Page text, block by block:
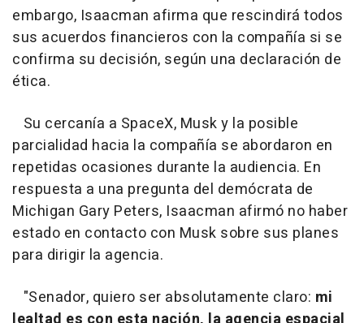
embargo, Isaacman afirma que rescindirá todos
sus acuerdos financieros con la compañía si se
confirma su decisión, según una declaración de
ética.
Su cercanía a SpaceX, Musk y la posible
parcialidad hacia la compañía se abordaron en
repetidas ocasiones durante la audiencia. En
respuesta a una pregunta del demócrata de
Michigan Gary Peters, Isaacman afirmó no haber
estado en contacto con Musk sobre sus planes
para dirigir la agencia.
"Senador, quiero ser absolutamente claro: mi